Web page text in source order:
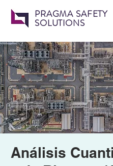
PRAGMA SAFETY
SOLUTIONS
Análisis